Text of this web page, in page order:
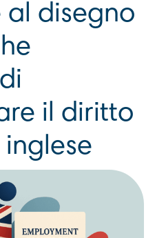
disegno
il diritto